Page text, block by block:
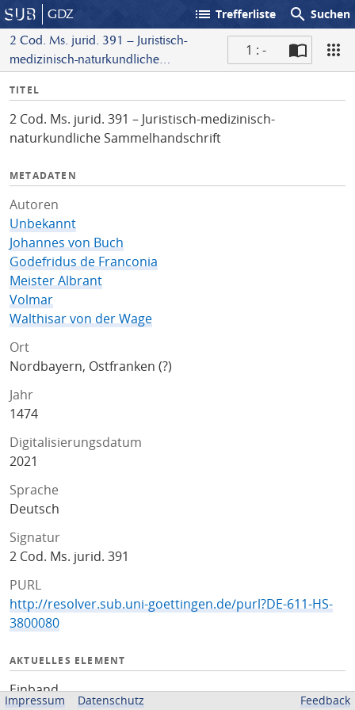
GDZ list Trefferliste search Suchen
2 Cod. Ms. jurid. 391 – Juristisch-
medizinisch-naturkundliche
1 : -
I
f
o
TITEL
2 Cod. Ms. jurid. 391 – Juristisch-medizinisch-
naturkundliche Sammelhandschrift
METADATEN
Autoren
Unbekannt
Johannes von Buch
Godefridus de Franconia
Meister Albrant
Volmar
Walthisar von der Wage
Ort
Nordbayern, Ostfranken (?)
Jahr
1474
Digitalisierungsdatum
2021
Sprache
Deutsch
Signatur
2 Cod. Ms. jurid. 391
PURL
http://resolver.sub.uni-goettingen.de/purl?DE-611-HS-
3800080
AKTUELLES ELEMENT
Einband
Impressum Datenschutz Feedback